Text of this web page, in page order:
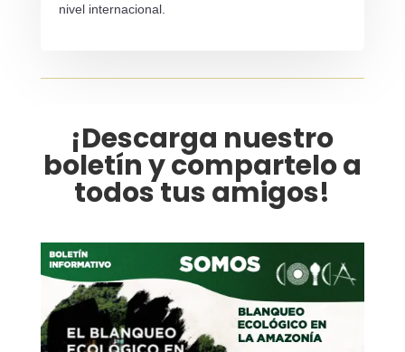
nivel internacional.
¡Descarga nuestro
boletín y compartelo a
todos tus amigos!